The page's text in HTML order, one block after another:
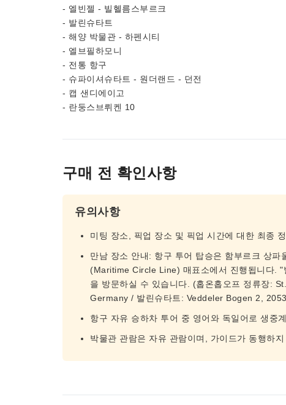
- 엘빈젤 - 빌헬름스부르크
- 발린슈타트
- 해양 박물관 - 하펜시티
- 엘브필하모니
- 전통 항구
- 슈파이셔슈타트 - 원더랜드 - 던전
- 캡 샌디에이고
- 란둥스브뤼켄 10
구매 전 확인사항
유의사항
미팅 장소, 픽업 장소 및 픽업 시간에 대한 최종
만남 장소 안내: 항구 투어 탑승은 함부르크 상
(Maritime Circle Line) 매표소에서 진행됩니다.
을 방문하실 수 있습니다. (홉온홉오프 정류장:
Germany / 발린슈타트: Veddeler Bogen 2,
항구 자유 승하차 투어 중 영어와 독일어로 생중
박물관 관람은 자유 관람이며, 가이드가 동행하지